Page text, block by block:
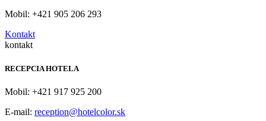
Mobil: +421 905 206 293
Kontakt
kontakt
RECEPCIA HOTELA
Mobil: +421 917 925 200
E-mail: reception@hotelcolor.sk